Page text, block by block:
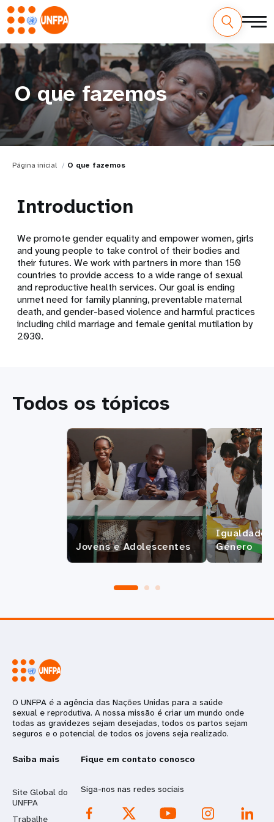
O que fazemos
Página inicial O que fazemos
Introduction
We promote gender equality and empower women, girls
and young people to take control of their bodies and
their futures. We work with partners in more than 150
countries to provide access to a wide range of sexual
and reproductive health services. Our goal is ending
unmet need for family planning, preventable maternal
death, and gender-based violence and harmful practices
including child marriage and female genital mutilation by
2030.
Todos os tópicos
Jovens e Adolescentes
Igualdade
Género
O UNFPA é a agência das Nações Unidas para a saúde
sexual e reprodutiva. A nossa missão é criar um mundo onde
todas as gravidezes sejam desejadas, todos os partos sejam
seguros e o potencial de todos os jovens seja realizado.
Saiba mais
Site Global do
UNFPA
Trabalhe
Fique em contato conosco
Siga-nos nas redes sociais